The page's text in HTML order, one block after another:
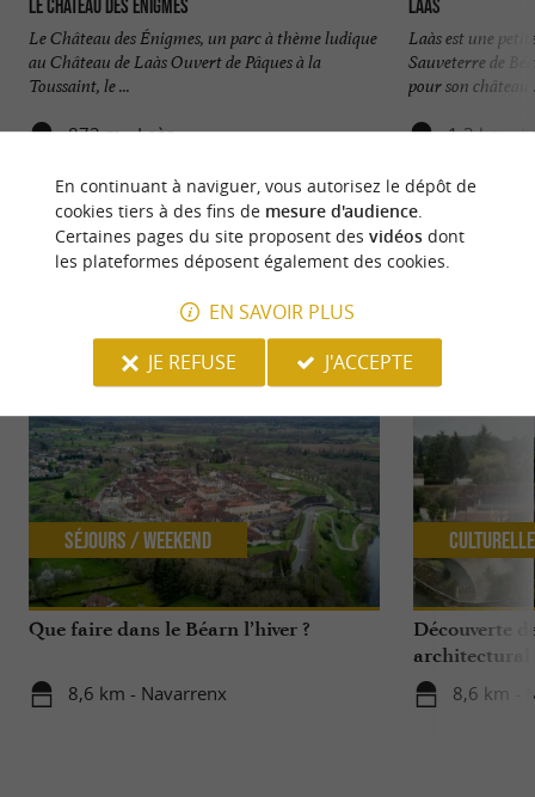
Le Château des Énigmes
Le Château des Énigmes, un parc à thème ludique
au Château de Laàs Ouvert de Pâques à la
Toussaint, le ...
872 m - Laàs
Laàs
Laàs est une
Sauveterre de
pour son château
1,3 km -
NOUS AVONS TESTÉPOUR VOUS
Que faire dans le Béarn l’hiver ?
8,6 km - Navarrenx
Séjours / Weekend
Découverte
architectural
8,6 km -
Culturelle
En continuant à naviguer, vous autorisez le dépôt de
cookies tiers à des fins de mesure d'audience.
Certaines pages du site proposent des vidéosdont
les plateformes déposent également des cookies.
EN SAVOIR PLUS
JE REFUSE
J'ACCEPTE